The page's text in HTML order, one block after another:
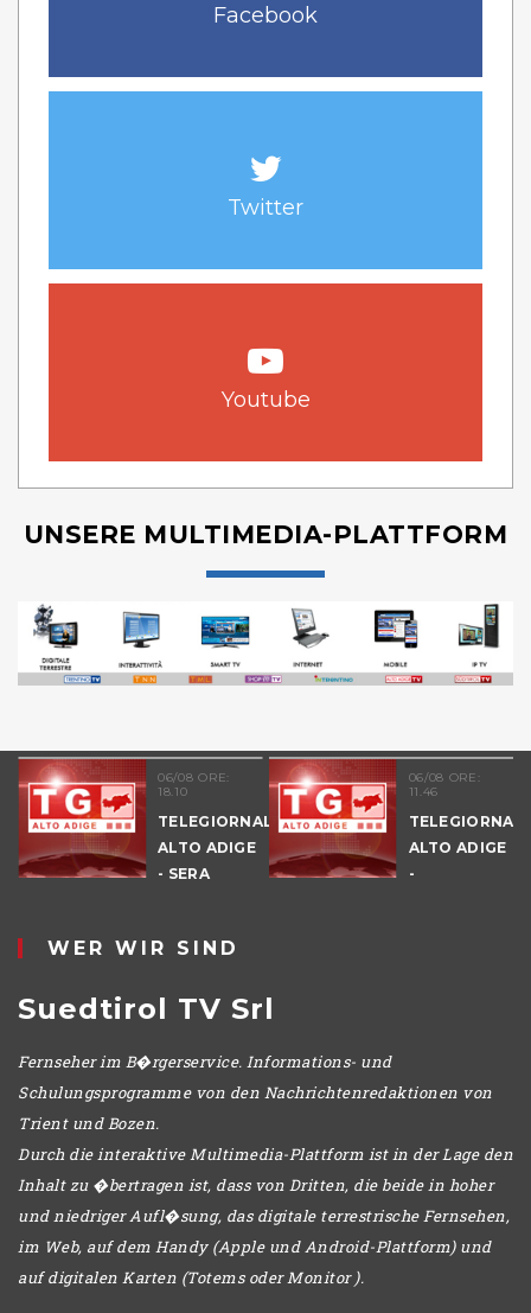
Facebook
Twitter
Youtube
UNSERE MULTIMEDIA-PLATTFORM
06/08 ORE:
18.10
TELEGIORNALE
ALTO ADIGE
- SERA
06/08 ORE:
11.46
ALTO ADIGE
-
WER WIR SIND
Suedtirol TV Srl
Fernseher im B�rgerservice. Informations- und
Schulungsprogramme von den Nachrichtenredaktionen von
Trient und Bozen.
Durch die interaktive Multimedia-Plattform ist in der Lage den
Inhalt zu �bertragen ist, dass von Dritten, die beide in hoher
und niedriger Aufl�sung, das digitale terrestrische Fernsehen,
im Web, auf dem Handy (Apple und Android-Plattform) und
auf digitalen Karten (Totems oder Monitor ).